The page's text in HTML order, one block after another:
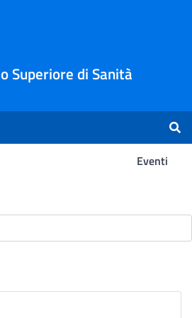
Superiore di Sanità
Eventi
Ricerca -